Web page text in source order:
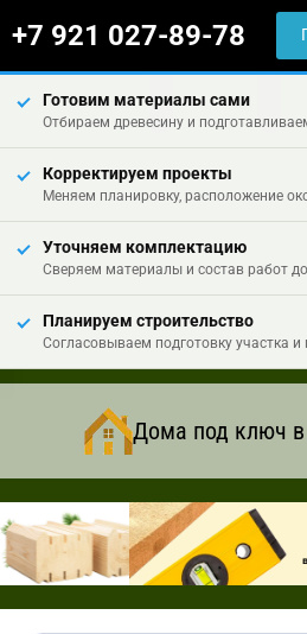
+7 921 027-89-78
Готовим материалы сами
Отбираем древесину и
Корректируем проекты
Меняем планировку, расположение
Уточняем комплектацию
Сверяем материалы и состав работ
Планируем строительство
Согласовываем подготовку участка и
Дома под ключ в